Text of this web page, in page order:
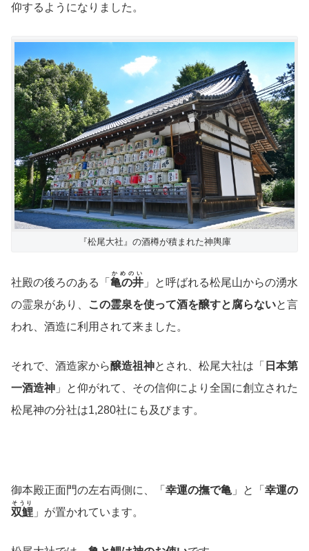
仰するようになりました。
『松尾大社』の酒樽が積まれた神輿庫
社殿の後ろのある「 亀の井
かめのい
」と呼ばれる松尾山からの湧水
の霊泉があり、
この霊泉を使って酒を醸すと腐らないと言
われ、酒造に利用されて来ました。
それで、酒造家から醸造祖神とされ、松尾大社は「 日本第
一酒造神 」と仰がれて、その信仰により全国に創立された
松尾神の分社は1,280社にも及びます。
御本殿正面門の左右両側に、「 幸運の撫で亀 」と「 幸運の
双鯉
そうり
」が置かれています。